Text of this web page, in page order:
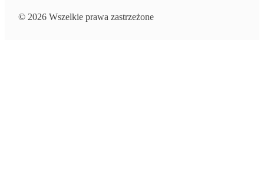
© 2026 Wszelkie prawa zastrzeżone